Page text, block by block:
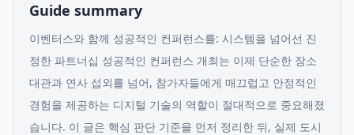
Guide summary
이벤터스와 함께 성공적인 컨퍼런스를: 시스템을 넘어선 진
정한 파트너십 성공적인 컨퍼런스 개최는 이제 단순한 장소
대관과 연사 섭외를 넘어, 참가자들에게 매끄럽고 안정적인
경험을 제공하는 디지털 기술의 역할이 절대적으로 중요해졌
습니다. 이 글은 핵심 판단 기준을 먼저 정리한 뒤, 실제 도시